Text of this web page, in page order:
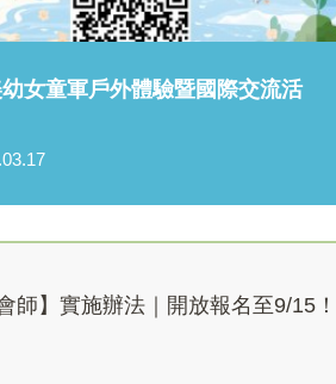
女童軍戶外體驗暨國際交流活
師】實施辦法｜開放報名至9/15！